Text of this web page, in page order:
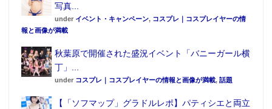
写真...
under イベント・キャンペーン, コスプレ｜コスプレイヤーの情
報と画像が満載
秋葉原で開催された盛況イベント「バニーガール横
丁」...
under コスプレ｜コスプレイヤーの情報と画像が満載, 話題
【「ソフマップ」グラドルレポ】パティシエと両立